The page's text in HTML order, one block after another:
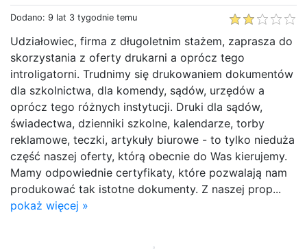
Dodano: 9 lat 3 tygodnie temu
Udziałowiec, firma z długoletnim stażem, zaprasza do
skorzystania z oferty drukarni a oprócz tego
introligatorni. Trudnimy się drukowaniem dokumentów
dla szkolnictwa, dla komendy, sądów, urzędów a
oprócz tego różnych instytucji. Druki dla sądów,
świadectwa, dzienniki szkolne, kalendarze, torby
reklamowe, teczki, artykuły biurowe - to tylko nieduża
część naszej oferty, którą obecnie do Was kierujemy.
Mamy odpowiednie certyfikaty, które pozwalają nam
produkować tak istotne dokumenty. Z naszej prop...
pokaż więcej »